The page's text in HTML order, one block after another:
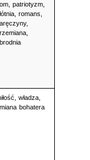
patriotyzm,
romans,
władza,
bohatera